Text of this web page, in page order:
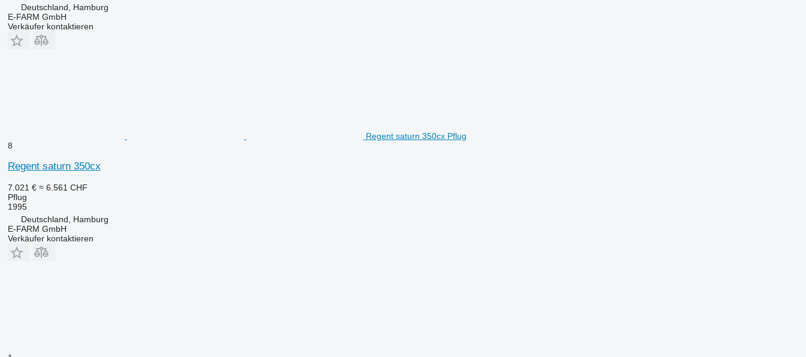
Deutschland, Hamburg
E-FARM GmbH
Verkäufer kontaktieren
Regent saturn 350cx Pflug
8
Regent saturn 350cx
7.021 € ≈ 6.561 CHF
Pflug
1995
Deutschland, Hamburg
E-FARM GmbH
Verkäufer kontaktieren